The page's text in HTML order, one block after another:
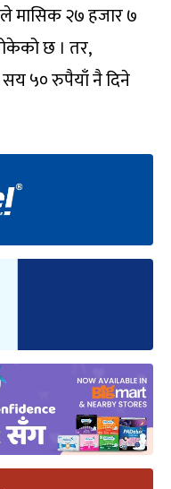
मासिक २७ हजार ७
छ । तर,
५० रुपैयाँ नै दिने